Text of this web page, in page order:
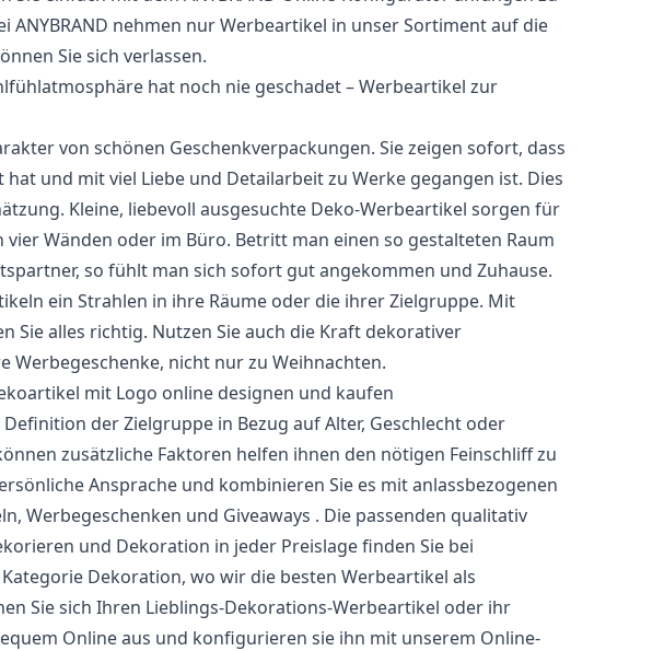
nehmen nur Werbeartikel in unser Sortiment auf die
Sie sich verlassen.
hat noch nie geschadet – Werbeartikel zur
von schönen Geschenkverpackungen. Sie zeigen sofort, dass
und mit viel Liebe und Detailarbeit zu Werke gegangen ist. Dies
Kleine, liebevoll ausgesuchte Deko-Werbeartikel sorgen für
Wänden oder im Büro. Betritt man einen so gestalteten Raum
so fühlt man sich sofort gut angekommen und Zuhause.
ein Strahlen in ihre Räume oder die ihrer Zielgruppe. Mit
Sie alles richtig. Nutzen Sie auch die Kraft dekorativer
Werbegeschenke, nicht nur zu Weihnachten.
mit Logo online designen und kaufen
der Zielgruppe in Bezug auf Alter, Geschlecht oder
zusätzliche Faktoren helfen ihnen den nötigen Feinschliff zu
Ansprache und kombinieren Sie es mit anlassbezogenen
Werbegeschenken und Giveaways . Die passenden qualitativ
und Dekoration in jeder Preislage finden Sie bei
Dekoration, wo wir die besten Werbeartikel als
Sie sich Ihren Lieblings-Dekorations-Werbeartikel oder ihr
Online aus und konfigurieren sie ihn mit unserem Online-